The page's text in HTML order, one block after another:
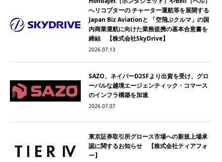
へリコプターの チャーター運航等を展開する
Japan Biz Aviationと 「空飛ぶクルマ」の国
内商業運航に向けた業務提携の基本合意書を
締結 【株式会社SkyDrive】
2026.07.13
SAZO、ネイバーD2SFより出資を受け、グロ
ーバルな越境エージェンティック・コマース
のインフラ構築を加速
2026.07.07
東京証券取引所グロース市場への新規上場承
認に関するお知らせ 【株式会社ティアフォ
ー】